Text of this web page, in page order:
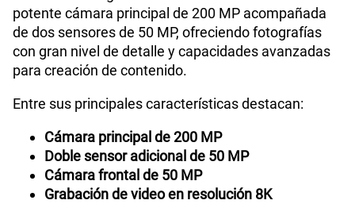
potente cámara principal de 200 MP acompañada
de dos sensores de 50 MP, ofreciendo fotografías
con gran nivel de detalle y capacidades avanzadas
para creación de contenido.
Entre sus principales características destacan:
Cámara principal de 200 MP
Doble sensor adicional de 50 MP
Cámara frontal de 50 MP
Grabación de video en resolución 8K